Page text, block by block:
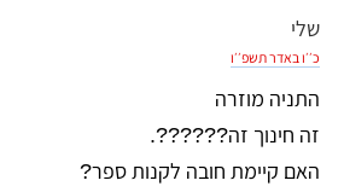
שלי
כ׳׳ו באדר תשפ׳׳ו
התניה מוזרה
זה חינוך זה??????.
האם קיימת חובה לקנות ספר?